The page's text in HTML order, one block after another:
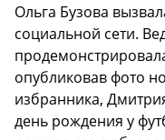
Ольга Бузова
социальной сети.
опубликовав фото
избранника,
день рождения у